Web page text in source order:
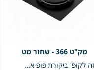
366 - שחור מט
מכסה לקופ' ביקורת פופ אפ 10/10 | דגם דולפין | שחור מט | מק"ט 366